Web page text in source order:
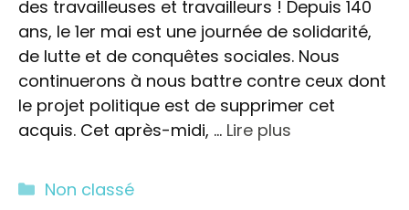
des travailleuses et travailleurs ! Depuis 140
ans, le 1er mai est une journée de solidarité,
de lutte et de conquêtes sociales. Nous
continuerons à nous battre contre ceux dont
le projet politique est de supprimer cet
acquis. Cet après-midi, … Lire plus
Catégories
Non classé